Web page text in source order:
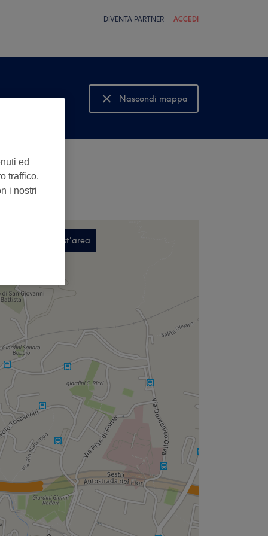
DIVENTA PARTNER ACCEDI
Nascondi mappa
Mostra mappa
Cerca in quest'area
ed
traffico.
i nostri